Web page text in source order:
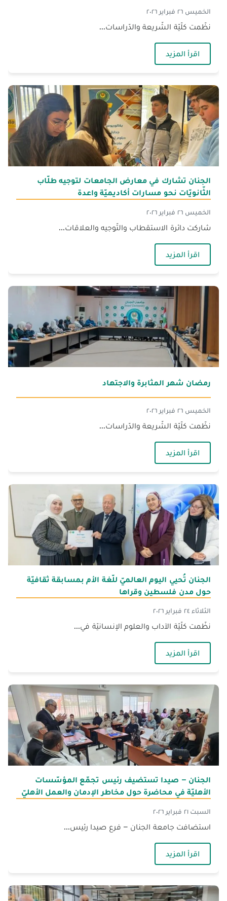
الخميس ٢٦ فبراير ٢٠٢٦
نظّمت كلّيّة الشّريعة والدّراسات...
اقرأ المزيد— محاضرة إيمانيّة في الجنان – صيدا حول رمضان
الجنان تشارك في معارض الجامعات لتوجيه طلّاب
الثّانويّات نحو مسارات أكاديميّة واعدة
الخميس ٢٦ فبراير ٢٠٢٦
شاركت دائرة الاستقطاب والتّوجيه والعلاقات...
اقرأ المزيد— الجنان تشارك في معارض الجامعات لتوجيه
رمضان شهر المثابرة والاجتهاد
الخميس ٢٦ فبراير ٢٠٢٦
نظّمت كلّيّة الشّريعة والدّراسات...
اقرأ المزيد
الجنان تُحيي اليوم العالميّ للّغة الأم بمسابقة ثقافيّة
حول مدن فلسطين وقراها
الثلاثاء ٢٤ فبراير ٢٠٢٦
نظّمت كلّيّة الآداب والعلوم الإنسانيّة في...
اقرأ المزيد— الجنان تُحيي اليوم العالميّ للّغة الأم
الجنان – صيدا تستضيف رئيس تجمّع المؤسّسات
الأهليّة في محاضرة حول مخاطر الإدمان والعمل الأهليّ
السبت ٢١ فبراير ٢٠٢٦
استضافت جامعة الجنان – فرع صيدا رئيس...
اقرأ المزيد— الجنان – صيدا تستضيف رئيس تجمّع المؤسّسات